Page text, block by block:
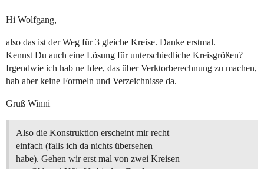
Hi Wolfgang,
also das ist der Weg für 3 gleiche Kreise. Danke erstmal.
Kennst Du auch eine Lösung für unterschiedliche Kreisgrößen?
Irgendwie ich hab ne Idee, das über Verktorberechnung zu machen,
hab aber keine Formeln und Verzeichnisse da.
Gruß Winni
Also die Konstruktion erscheint mir recht
einfach (falls ich da nichts übersehen
habe). Gehen wir erst mal von zwei Kreisen